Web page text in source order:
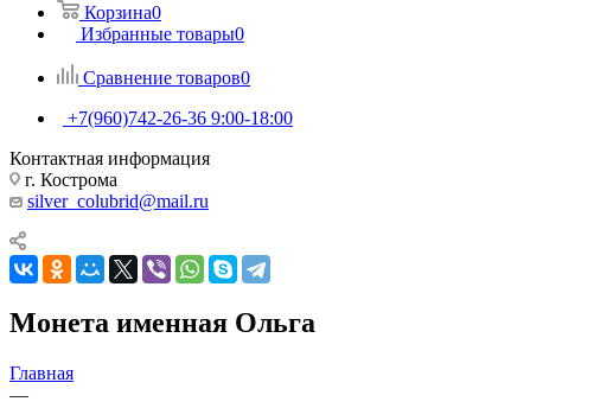
Корзина0
Избранные товары0
Сравнение товаров0
+7(960)742-26-36 9:00-18:00
Контактная информация
г. Кострома
silver_colubrid@mail.ru
Монета именная Ольга
Главная
—